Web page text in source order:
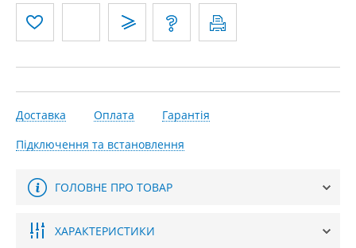
Доставка Оплата
Гарантія
Підключення та встановлення
ГОЛОВНЕ ПРО ТОВАР
ХАРАКТЕРИСТИКИ